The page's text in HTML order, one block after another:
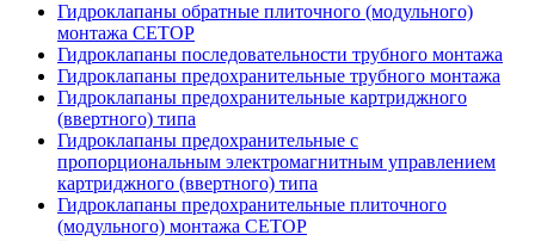
Гидроклапаны обратные плиточного (модульного)
монтажа CETOP
Гидроклапаны последовательности трубного монтажа
Гидроклапаны предохранительные трубного монтажа
Гидроклапаны предохранительные картриджного
(ввертного) типа
Гидроклапаны предохранительные с
пропорциональным электромагнитным управлением
картриджного (ввертного) типа
Гидроклапаны предохранительные плиточного
(модульного) монтажа CETOP